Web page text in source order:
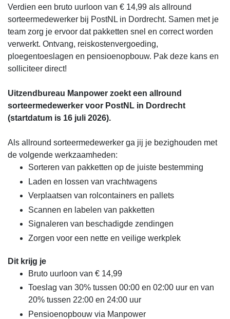
Verdien een bruto uurloon van € 14,99 als allround
sorteermedewerker bij PostNL in Dordrecht. Samen met je
team zorg je ervoor dat pakketten snel en correct worden
verwerkt. Ontvang, reiskostenvergoeding,
ploegentoeslagen en pensioenopbouw. Pak deze kans en
solliciteer direct!
Uitzendbureau Manpower zoekt een allround
sorteermedewerker voor PostNL in Dordrecht
(startdatum is 16 juli 2026).
Als allround sorteermedewerker ga jij je bezighouden met
de volgende werkzaamheden:
Sorteren van pakketten op de juiste bestemming
Laden en lossen van vrachtwagens
Verplaatsen van rolcontainers en pallets
Scannen en labelen van pakketten
Signaleren van beschadigde zendingen
Zorgen voor een nette en veilige werkplek
Dit krijg je
Bruto uurloon van € 14,99
Toeslag van 30% tussen 00:00 en 02:00 uur en van
20% tussen 22:00 en 24:00 uur
Pensioenopbouw via Manpower